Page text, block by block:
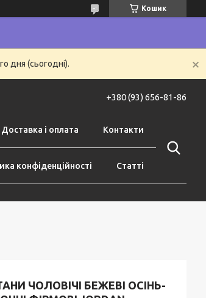
Кошик
дня (сьогодні).
+380 (93) 656-81-86
Доставка і оплата Контакти
конфіденційності Статті
ЧОЛОВІЧІ БЕЖЕВІ ОСІНЬ-